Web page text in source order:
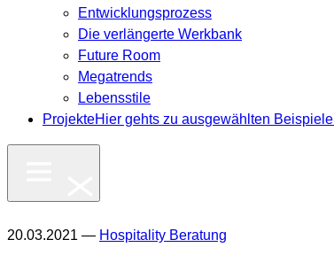
Entwicklungsprozess
Die verlängerte Werkbank
Future Room
Megatrends
Lebensstile
ProjekteHier gehts zu ausgewählten
20.03.2021 — Hospitality Beratung